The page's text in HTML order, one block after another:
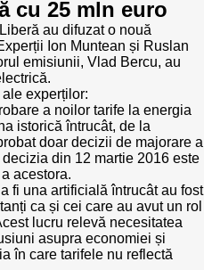
cu 25 mln euro
au difuzat o nouă
Ion Muntean și Ruslan
emisiunii, Vlad Bercu, au
experților:
a noilor tarife la energia
istorică întrucât, de la
doar decizii de majorare a
din 12 martie 2016 este
acestora.
fi una artificială întrucât au fost
ca și cei care au avut un rol
lucru relevă necesitatea
asupra economiei și
în care tarifele nu reflectă